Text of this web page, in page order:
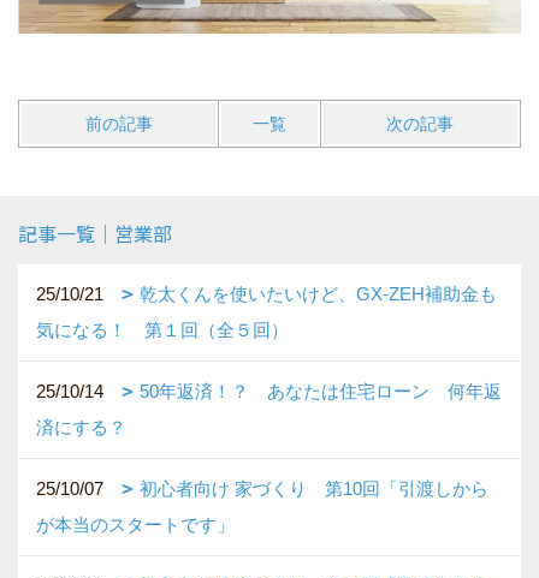
前の記事 一覧 次の記事
記事一覧｜営業部
25/10/21
乾太くんを使いたいけど、GX-ZEH補助金も
気になる！ 第１回（全５回）
25/10/14
50年返済！？ あなたは住宅ローン 何年返
済にする？
25/10/07
初心者向け 家づくり 第10回「引渡しから
が本当のスタートです」